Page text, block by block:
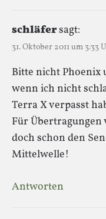
schläfersagt:
31. Oktober 2011 um 3:33
Bitte nicht Phoenix
wenn ich nicht
Terra X verpasst
Für Übertragungen
doch schon den
Mittelwelle!
Antworten